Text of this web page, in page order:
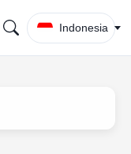
Indonesia